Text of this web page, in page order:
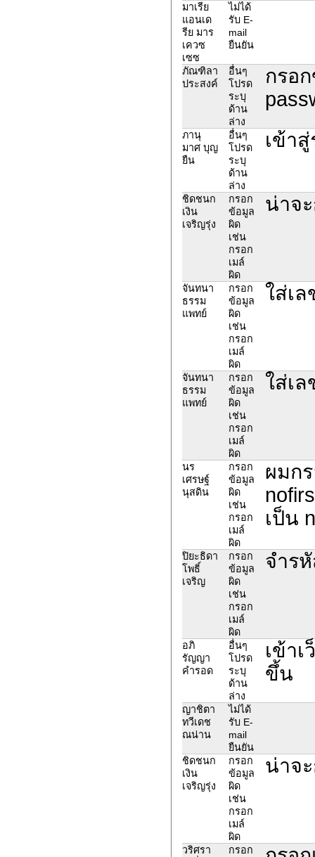
มาเรีย
แอนเด
รีย มาร
เควซ
เซซ
ไม่ได้
รับ E-
mail
ยืนยัน
ภัณฑิลา
ประสงค์
อื่นๆ
โปรด
ระบุ
ด้าน
ล่าง
กรอ
ภานุ
มาศ บุญ
ยืน
อื่นๆ
โปรด
ระบุ
ด้าน
ล่าง
เข้า
ชิดชนก
เงิน
เจริญรุ่ง
กรอก
ข้อมูล
ผิด
เช่น
กรอก
เมล์
ผิด
น่าจ
จันทนา
ธรรม
แพทย์
กรอก
ข้อมูล
ผิด
เช่น
กรอก
เมล์
ผิด
ใส่เ
จันทนา
ธรรม
แพทย์
กรอก
ข้อมูล
ผิด
เช่น
กรอก
เมล์
ผิด
ใส่เ
นร
เศรษฐ์
นุสดิน
กรอก
ข้อมูล
ผิด
เช่น
กรอก
เมล์
ผิด
ผมก
เป็น
ปิยะธิดา
โพธิ์
เจริญ
กรอก
ข้อมูล
ผิด
เช่น
กรอก
เมล์
ผิด
จำร
อภิ
รัญญา
คำรอด
อื่นๆ
โปรด
ระบุ
ด้าน
ล่าง
เข้า
ขึ้น
ญาชิตา
ทวีเดช
ณน่าน
ไม่ได้
รับ E-
mail
ยืนยัน
ชิดชนก
เงิน
เจริญรุ่ง
กรอก
ข้อมูล
ผิด
เช่น
กรอก
เมล์
ผิด
น่าจ
วริศรา
กรอก